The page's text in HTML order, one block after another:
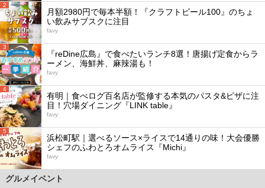
2
月額2980円で毎本半額！『クラフトビール100』のちょ
い飲みサブスクに注目
favy
3
『reDine広島』で食べたいランチ8選！唐揚げ定食からラ
ーメン、海鮮丼、麻辣湯も！
favy
4
有明｜食べログ百名店が監修する本気のパスタ&ピザに注
目！穴場ダイニング『LINK table』
favy
5
浜松町駅｜選べるソース×ライスで14通りの味！大会優勝
シェフのふわとろオムライス『Michi』
favy
グルメイベント